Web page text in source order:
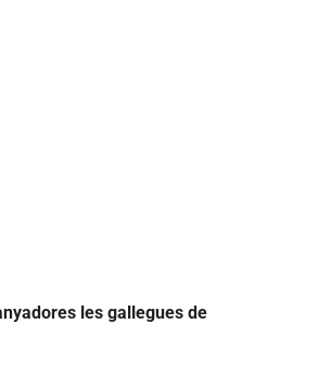
les gallegues de